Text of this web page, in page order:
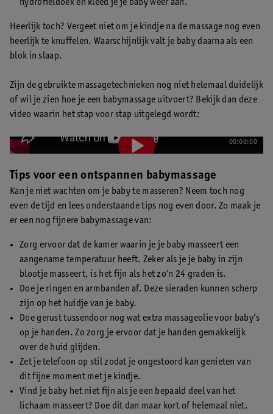
hydrofieldoek en kleed je je baby weer aan.
Heerlijk toch? Vergeet niet om je kindje na de massage nog even
heerlijk te knuffelen. Waarschijnlijk valt je baby daarna als een
blok in slaap.
Zijn de gebruikte massagetechnieken nog niet helemaal duidelijk
of wil je zien hoe je een babymassage uitvoert? Bekijk dan deze
video waarin het stap voor stap uitgelegd wordt:
00:00:00
Tips voor een ontspannen babymassage
Kan je niet wachten om je baby te masseren? Neem toch nog
even de tijd en lees onderstaande tips nog even door. Zo maak je
er een nog fijnere babymassage van:
Zorg ervoor dat de kamer waarin je je baby masseert een
aangename temperatuur heeft. Zeker als je je baby in zijn
blootje masseert, is het fijn als het zo’n 24 graden is.
Doe je ringen en armbanden af. Deze sieraden kunnen scherp
zijn op het huidje van je baby.
Doe gerust tussendoor nog wat extra massageolie voor baby’s
op je handen. Zo zorg je ervoor dat je handen gemakkelijk
over de huid glijden.
Zet je telefoon op stil zodat je ongestoord kan genieten van
dit fijne moment met je kindje.
Vind je baby het niet fijn als je een bepaald deel van het
lichaam masseert? Doe dit dan maar kort of helemaal niet.